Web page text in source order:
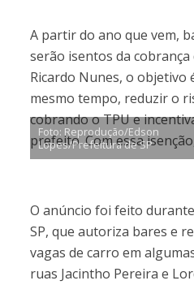
A partir do ano que vem,
serão isentos da
Ricardo Nunes, o objetivo
mesmo tempo, reduzir o
cobrando o TPU e
prefeito. Com essa
Foto: Reprodução/Edson
Lopes/Prefeitura de SP
O anúncio foi feito
SP, que autoriza bares e
vagas de carro em
ruas Jacintho Pereira e